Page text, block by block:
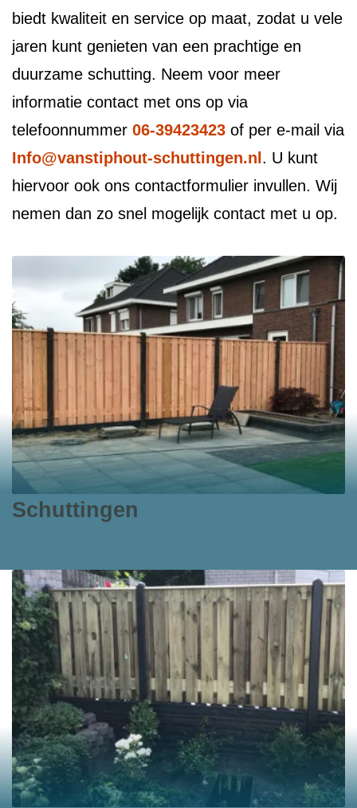
biedt kwaliteit en service op maat, zodat u vele
jaren kunt genieten van een prachtige en
duurzame schutting. Neem voor meer
informatie contact met ons op via
telefoonnummer 06-39423423 of per e-mail via
Info@vanstiphout-schuttingen.nl . U kunt
hiervoor ook ons contactformulier invullen. Wij
nemen dan zo snel mogelijk contact met u op.
Schuttingen